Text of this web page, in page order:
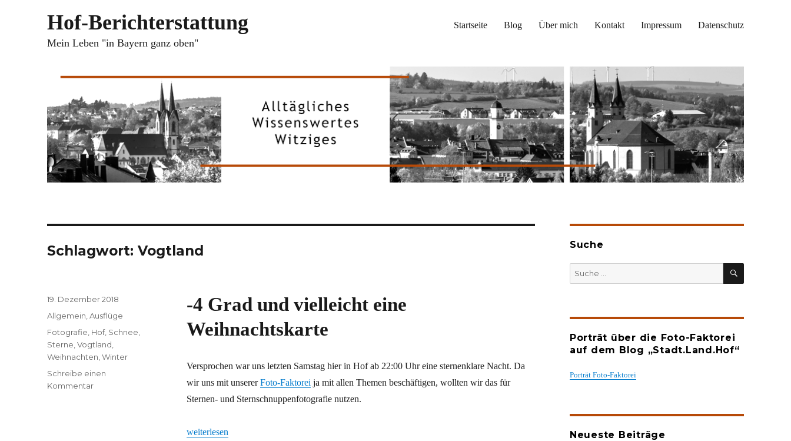
Hof-Berichterstattung
Mein Leben "in Bayern ganz oben"
Startseite Blog Über mich Kontakt Impressum Datenschutz
Schlagwort:Vogtland
-4 Grad und vielleicht eine
Weihnachtskarte
Versprochen war uns letzten Samstag hier in Hof ab 22:00 Uhr eine sternenklare Nacht. Da
wir uns mit unsererFoto-Faktorei ja mit allen Themen beschäftigen, wollten wir das für
Sternen- und Sternschnuppenfotografie nutzen.
„-4 Grad und eine Weihnachtskarte“
weiterlesen
Veröffentlicht
am
19. Dezember 2018
Kategorien
Allgemein ,Ausflüge
Schlagwörter
Fotografie Hof, Schnee
Sterne ,Vogtland
Weihnachten ,Winter
Schreibe einen
Kommentarzu
Suche
SUCHEN
Porträt über die Foto-Faktorei
auf dem Blog „Stadt.Land.Hof“
Porträt Foto-Faktorei
Neueste Beiträge